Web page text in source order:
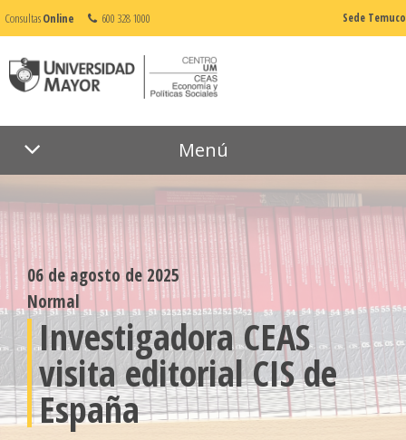
ConsultasOnline 600 328 1000 Sede Temuco
Menú
06 de agosto de 2025
Normal
Investigadora CEAS
visita editorial CIS de
España